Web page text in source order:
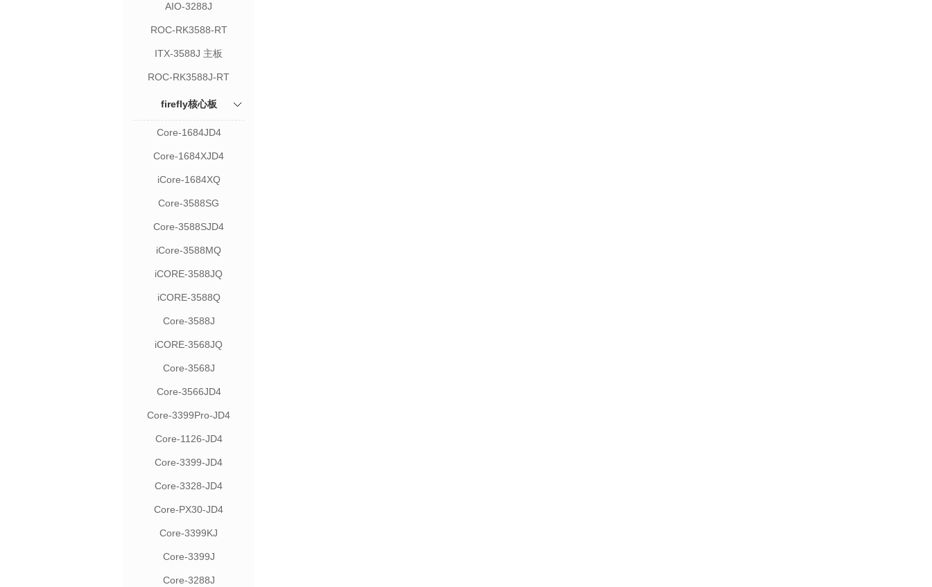
AIO-3288J
ROC-RK3588-RT
ITX-3588J 主板
ROC-RK3588J-RT
firefly核心板
Core-1684JD4
Core-1684XJD4
iCore-1684XQ
Core-3588SG
Core-3588SJD4
iCore-3588MQ
iCORE-3588JQ
iCORE-3588Q
Core-3588J
iCORE-3568JQ
Core-3568J
Core-3566JD4
Core-3399Pro-JD4
Core-1126-JD4
Core-3399-JD4
Core-3328-JD4
Core-PX30-JD4
Core-3399KJ
Core-3399J
Core-3288J